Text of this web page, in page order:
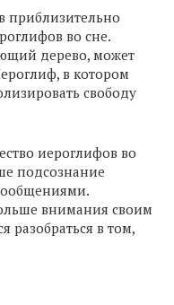
приблизительно
во сне.
дерево, может
в котором
свободу
иероглифов во
подсознание
внимания своим
в том,